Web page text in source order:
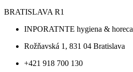
BRATISLAVA R1
INPORATNTE hygiena & horeca
Rožňavská 1, 831 04 Bratislava
+421 918 700 130